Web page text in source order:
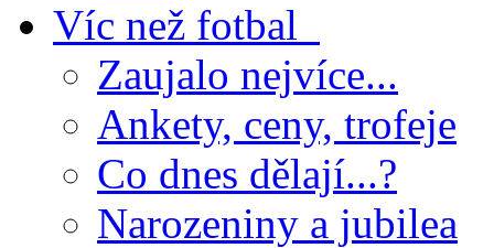
Víc než fotbal
Zaujalo nejvíce...
Ankety, ceny, trofeje
Co dnes dělají...?
Narozeniny a jubilea